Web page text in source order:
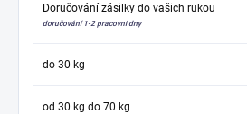
Doručování zásilky do vašich rukou
doručování 1-2 pracovní dny
do 30 kg
od 30 kg do 70 kg